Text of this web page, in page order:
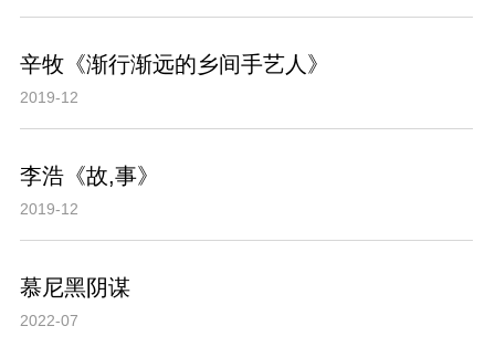
辛牧《渐行渐远的乡间手艺人》
2019-12
李浩《故,事》
2019-12
慕尼黑阴谋
2022-07